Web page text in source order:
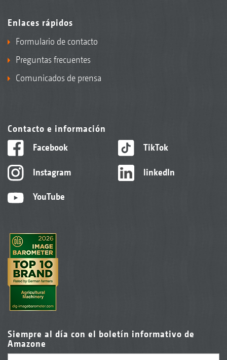
Enlaces rápidos
Formulario de contacto
Preguntas frecuentes
Comunicados de prensa
Contacto e información
Facebook
Instagram
YouTube
TikTok
linkedIn
Siempre al día con el boletín informativo de
Amazone